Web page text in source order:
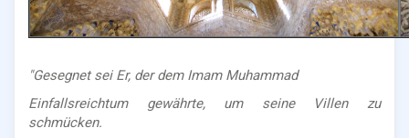
"Gesegnet sei Er, der dem Imam Muhammad
Einfallsreichtum gewährte, um seine Villen zu
schmücken.